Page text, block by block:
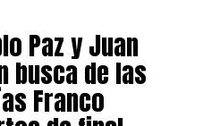
Paz y Juan
busca de las
Franco